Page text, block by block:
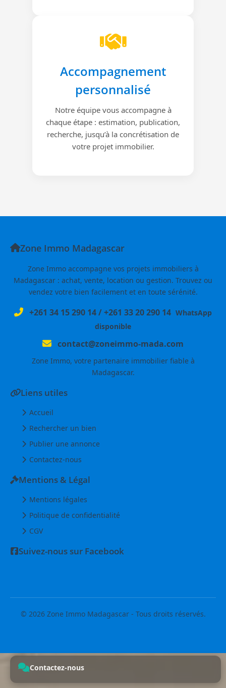
Accompagnement
personnalisé
Notre équipe vous accompagne à
chaque étape : estimation, publication,
recherche, jusqu’à la concrétisation de
votre projet immobilier.
Zone Immo Madagascar
Zone Immo accompagne vos projets immobiliers à
Madagascar : achat, vente, location ou gestion. Trouvez ou
vendez votre bien facilement et en toute sérénité.
+261 34 15 290 14/+261 33 20 290 14 WhatsApp
disponible
contact@zoneimmo-mada.com
Zone Immo, votre partenaire immobilier fiable à
Madagascar.
Liens utiles
Accueil
Rechercher un bien
Publier une annonce
Contactez-nous
Mentions & Légal
Mentions légales
Politique de confidentialité
CGV
Suivez-nous sur Facebook
© 2026 Zone Immo Madagascar - Tous droits réservés.
Contactez-nous